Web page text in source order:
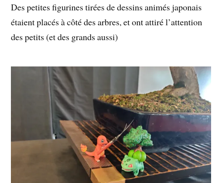
Des petites figurines tirées de dessins animés japonais
étaient placés à côté des arbres, et ont attiré l’attention
des petits (et des grands aussi)